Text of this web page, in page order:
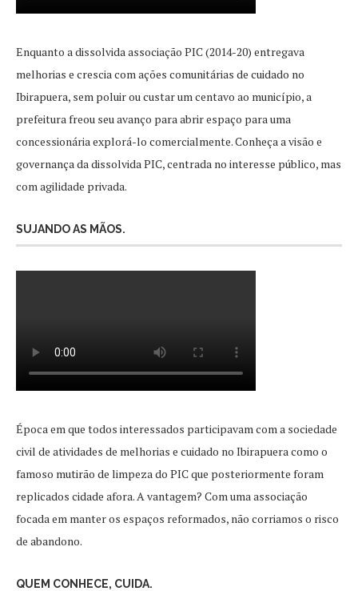
Enquanto a dissolvida associação PIC (2014-20) entregava
melhorias e crescia com ações comunitárias de cuidado no
Ibirapuera, sem poluir ou custar um centavo ao município, a
prefeitura freou seu avanço para abrir espaço para uma
concessionária explorá-lo comercialmente. Conheça a visão e
governança da dissolvida PIC, centrada no interesse público, mas
com agilidade privada.
SUJANDO AS MÃOS.
Época em que todos interessados participavam com a sociedade
civil de atividades de melhorias e cuidado no Ibirapuera como o
famoso mutirão de limpeza do PIC que posteriormente foram
replicados cidade afora. A vantagem? Com uma associação
focada em manter os espaços reformados, não corriamos o risco
de abandono.
QUEM CONHECE, CUIDA.